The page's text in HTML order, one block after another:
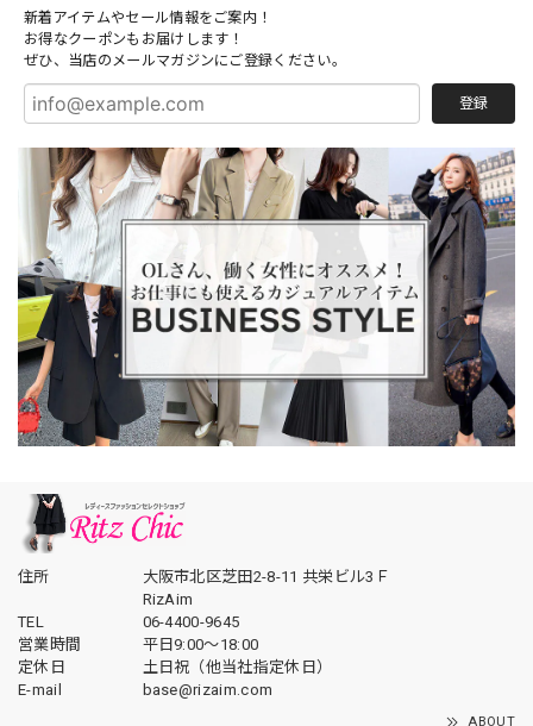
新着アイテムやセール情報をご案内！
お得なクーポンもお届けします！
ぜひ、当店のメールマガジンにご登録ください。
登録
住所
大阪市北区芝田2-8-11 共栄ビル3Ｆ
RizAim
TEL
06-4400-9645
営業時間
平日9:00～18:00
定休日
土日祝（他当社指定休日）
E-mail
base@rizaim.com
ABOUT